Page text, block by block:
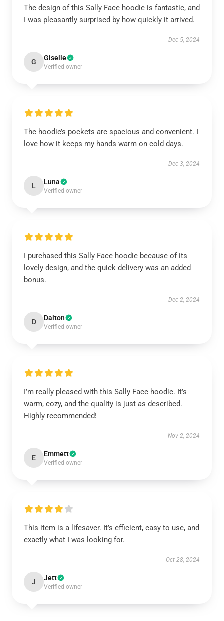
The design of this Sally Face hoodie is fantastic, and
I was pleasantly surprised by how quickly it arrived.
Dec 5, 2024
G Giselle
Verified owner
The hoodie’s pockets are spacious and convenient. I
love how it keeps my hands warm on cold days.
Dec 3, 2024
L Luna
Verified owner
I purchased this Sally Face hoodie because of its
lovely design, and the quick delivery was an added
bonus.
Dec 2, 2024
D Dalton
Verified owner
I’m really pleased with this Sally Face hoodie. It’s
warm, cozy, and the quality is just as described.
Highly recommended!
Nov 2, 2024
E Emmett
Verified owner
This item is a lifesaver. It’s efficient, easy to use, and
exactly what I was looking for.
Oct 28, 2024
J Jett
Verified owner